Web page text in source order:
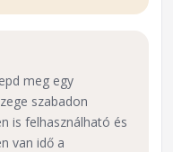
meg egy
szabadon
is felhasználható és
van idő a